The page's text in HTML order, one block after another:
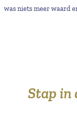
was niets meer waard
Stap in